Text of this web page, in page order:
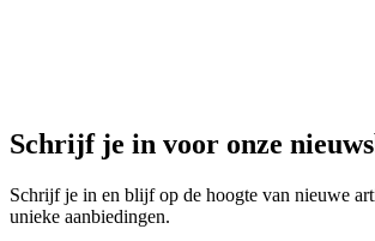
Schrijf je in voor onze
Schrijf je in en blijf op de hoogte van nieuwe
unieke aanbiedingen.